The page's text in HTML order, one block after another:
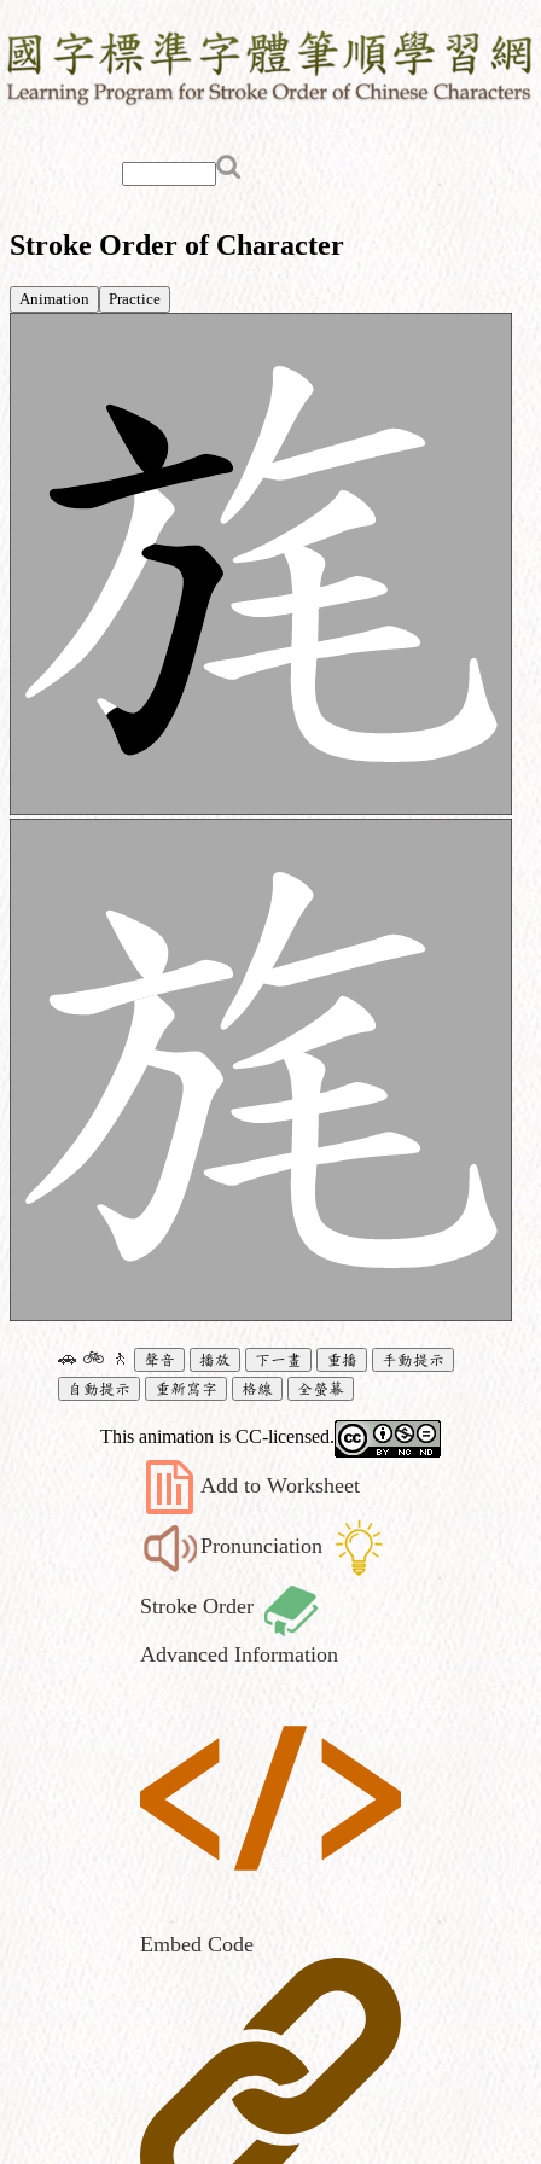
Stroke Order of Character
Animation Practice
🚗 🚲 🚶 聲音 播放 下一畫 重播
手動提示
自動提示
重新寫字 格線 全螢幕
This animation is CC-licensed.
Add to Worksheet
Pronunciation
Stroke Order
Advanced Information
Embed Code